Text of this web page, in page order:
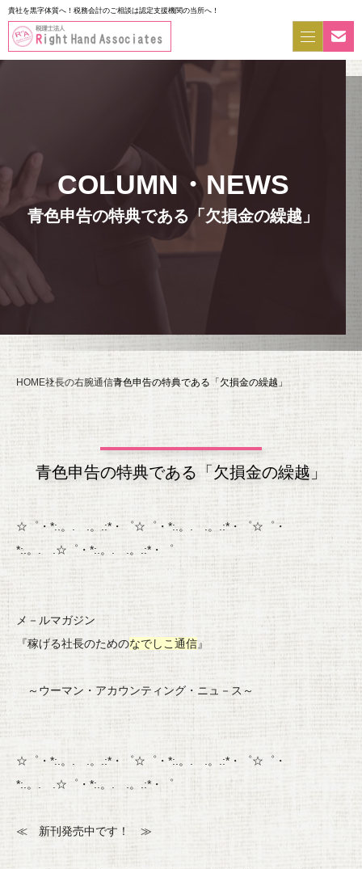
貴社を黒字体質へ！税務会計のご相談は認定支援機関の当所へ！
青色申告の特典である「欠損金の繰越」
HOME社長の右腕通信青色申告の特典である「欠損金の繰越」
青色申告の特典である「欠損金の繰越」
☆゜・*:.。. .。.:*・゜☆゜・*:.。. .。.:*・゜☆゜・
*:.。. .☆゜・*:.。. .。.:*・゜
メ－ルマガジン
『稼げる社長のためのなでしこ 通信』
～ウーマン・アカウンティング・ニュ－ス～
☆゜・*:.。. .。.:*・゜☆゜・*:.。. .。.:*・゜☆゜・
*:.。. .☆゜・*:.。. .。.:*・゜
≪ 新刊発売中です！ ≫